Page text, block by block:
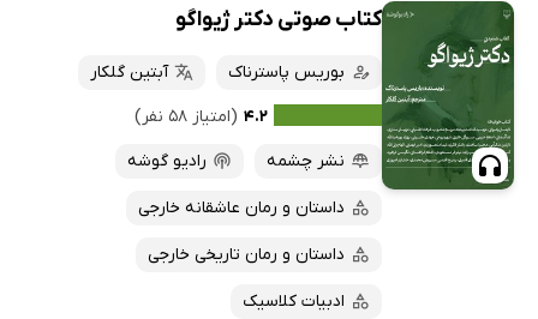
تازه‌ها
داغ‌ترین‌ها
پرفروش‌ها
پربحث‌ها
ارزان ترین‌ها
همه کتاب‌ها
کتاب‌های صوتی
کتاب‌های متنی
کتاب صوتی دکتر ژیواگو
بوریس پاسترناک
آبتین گلکار
۴.۲ (امتیاز ۵۸ نفر)
نشر چشمه
رادیو گوشه
داستان و رمان عاشقانه خارجی
داستان و رمان تاریخی خارجی
ادبیات کلاسیک